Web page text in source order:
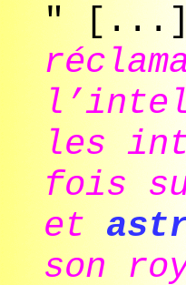
"
les
fois
et
son